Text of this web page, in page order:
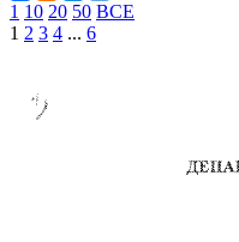
1 10 20 50 ВСЕ
1 2 3 4 ... 6